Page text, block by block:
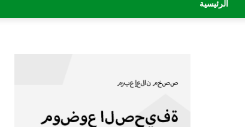
الرئيسية